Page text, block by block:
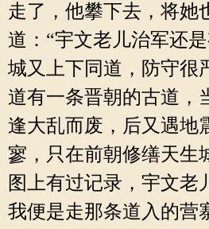
走了，他攀下去，将她
道：“宇文老儿治军还
城又上下同道，防守很
道有一条晋朝的古道，
逢大乱而废，后又遇地
寥，只在前朝修缮天生
图上有过记录，宇文老
我便是走那条道入的营